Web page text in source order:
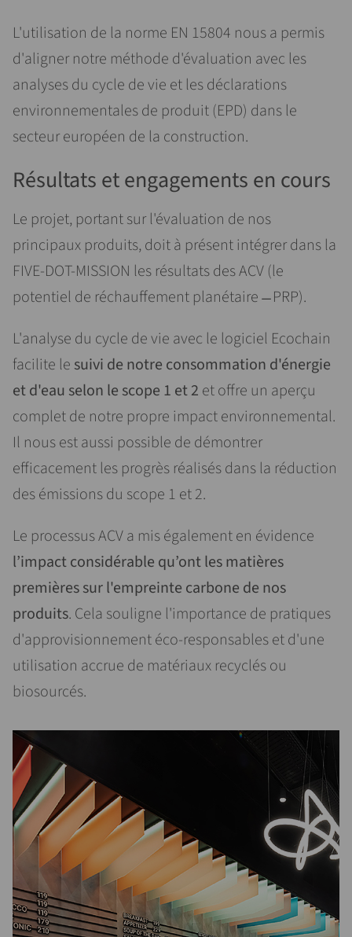
L'utilisation de la norme EN 15804 nous a permis
d'aligner notre méthode d'évaluation avec les
analyses du cycle de vie et les déclarations
environnementales de produit (EPD) dans le
secteur européen de la construction.
Résultats et engagements en cours
Le projet, portant sur l'évaluation de nos
principaux produits, doit à présent intégrer dans la
FIVE-DOT-MISSION les résultats des ACV (le
potentiel de réchauffement planétaire ̶ PRP).
L'analyse du cycle de vie avec le logiciel Ecochain
facilite le suivi de notre consommation d'énergie
et d'eau selon le scope 1 et 2 et offre un aperçu
complet de notre propre impact environnemental.
Il nous est aussi possible de démontrer
efficacement les progrès réalisés dans la réduction
des émissions du scope 1 et 2.
Le processus ACV a mis également en évidence
l’impact considérable qu’ont les matières
premières sur l'empreinte carbone de nos
produits. Cela souligne l'importance de pratiques
d'approvisionnement éco-responsables et d'une
utilisation accrue de matériaux recyclés ou
biosourcés.